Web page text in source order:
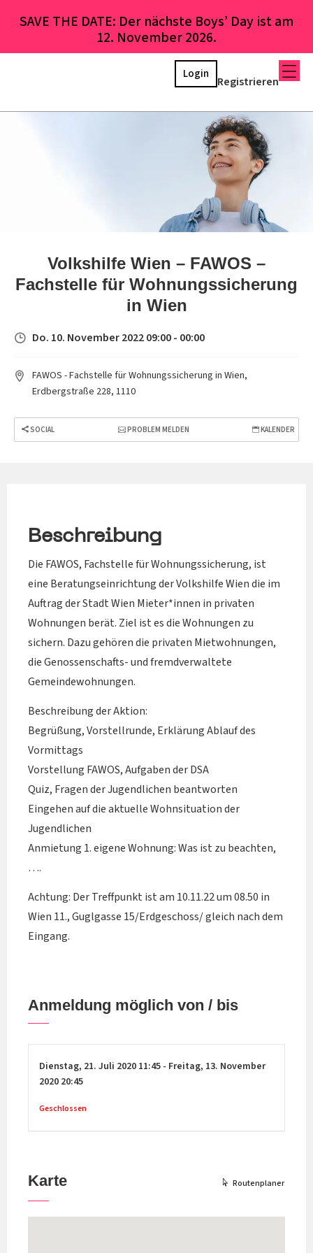
SAVE THE DATE: Der nächste Boys’ Day ist am
12. November 2026.
Registrieren
Login
Volkshilfe Wien – FAWOS –
Fachstelle für Wohnungssicherung
in Wien
Do. 10. November 2022 09:00 - 00:00
FAWOS - Fachstelle für Wohnungssicherung in Wien,
Erdbergstraße 228, 1110
SOCIAL PROBLEM MELDEN KALENDER
Beschreibung
Die FAWOS, Fachstelle für Wohnungssicherung, ist
eine Beratungseinrichtung der Volkshilfe Wien die im
Auftrag der Stadt Wien Mieter*innen in privaten
Wohnungen berät. Ziel ist es die Wohnungen zu
sichern. Dazu gehören die privaten Mietwohnungen,
die Genossenschafts- und fremdverwaltete
Gemeindewohnungen.
Beschreibung der Aktion:
Begrüßung, Vorstellrunde, Erklärung Ablauf des
Vormittags
Vorstellung FAWOS, Aufgaben der DSA
Quiz, Fragen der Jugendlichen beantworten
Eingehen auf die aktuelle Wohnsituation der
Jugendlichen
Anmietung 1. eigene Wohnung: Was ist zu beachten,
….
Achtung: Der Treffpunkt ist am 10.11.22 um 08.50 in
Wien 11., Guglgasse 15/Erdgeschoss/ gleich nach dem
Eingang.
Anmeldung möglich von / bis
Dienstag, 21. Juli 2020 11:45 - Freitag, 13. November
2020 20:45
Geschlossen
Karte Routenplaner